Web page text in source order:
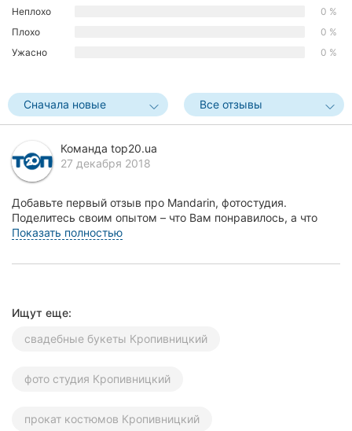
Полтава
Черкассы
Сумы
Ивано-
Франковск
Карпаты
Неплохо
0 %
Плохо
0 %
Ужасно
0 %
Сначала новые Все отзывы
Команда top20.ua
27 декабря 2018
Добавьте первый отзыв про Mandarin, фотостудия.
Поделитесь своим опытом – что Вам понравилось, а что
нет! Это поможет другим жителям Кропивницкого (К...
Показать полностью
Ищут еще:
свадебные букеты Кропивницкий
фото студия Кропивницкий
прокат костюмов Кропивницкий